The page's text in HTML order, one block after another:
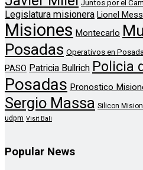
Juntos por el
Legislatura misionera Lionel
Misiones Montecarlo
Posadas Operativos en
PASO Patricia Bullrich Policia
Posadas Pronostico
Sergio Massa Silicon
udpm Visit Bali
Popular News